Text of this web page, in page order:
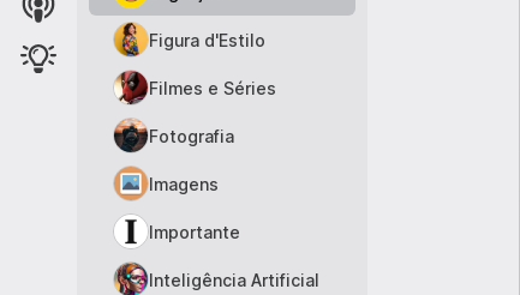
Figura d'Estilo
Filmes e Séries
Fotografia
Imagens
Importante
Inteligência Artificial